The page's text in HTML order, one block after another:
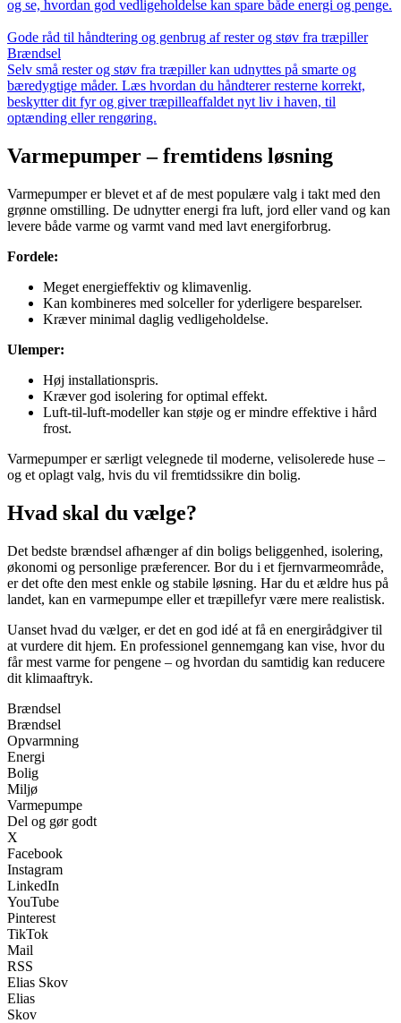
og se, hvordan god vedligeholdelse kan spare både energi og penge.
Gode råd til håndtering og genbrug af rester og støv fra træpiller
Brændsel
Selv små rester og støv fra træpiller kan udnyttes på smarte og
bæredygtige måder. Læs hvordan du håndterer resterne korrekt,
beskytter dit fyr og giver træpilleaffaldet nyt liv i haven, til
optænding eller rengøring.
Varmepumper – fremtidens løsning
Varmepumper er blevet et af de mest populære valg i takt med den
grønne omstilling. De udnytter energi fra luft, jord eller vand og kan
levere både varme og varmt vand med lavt energiforbrug.
Fordele:
Meget energieffektiv og klimavenlig.
Kan kombineres med solceller for yderligere besparelser.
Kræver minimal daglig vedligeholdelse.
Ulemper:
Høj installationspris.
Kræver god isolering for optimal effekt.
Luft-til-luft-modeller kan støje og er mindre effektive i hård
frost.
Varmepumper er særligt velegnede til moderne, velisolerede huse –
og et oplagt valg, hvis du vil fremtidssikre din bolig.
Hvad skal du vælge?
Det bedste brændsel afhænger af din boligs beliggenhed, isolering,
økonomi og personlige præferencer. Bor du i et fjernvarmeområde,
er det ofte den mest enkle og stabile løsning. Har du et ældre hus på
landet, kan en varmepumpe eller et træpillefyr være mere realistisk.
Uanset hvad du vælger, er det en god idé at få en energirådgiver til
at vurdere dit hjem. En professionel gennemgang kan vise, hvor du
får mest varme for pengene – og hvordan du samtidig kan reducere
dit klimaaftryk.
Brændsel
Brændsel
Opvarmning
Energi
Bolig
Miljø
Varmepumpe
Del og gør godt
X
Facebook
Instagram
LinkedIn
YouTube
Pinterest
TikTok
Mail
RSS
Elias Skov
Elias
Skov